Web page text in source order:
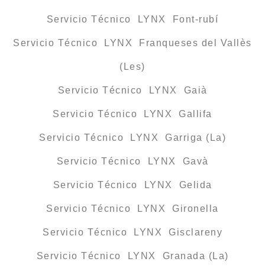
Servicio Técnico LYNX Font-rubí
Servicio Técnico LYNX Franqueses del Vallès
(Les)
Servicio Técnico LYNX Gaià
Servicio Técnico LYNX Gallifa
Servicio Técnico LYNX Garriga (La)
Servicio Técnico LYNX Gavà
Servicio Técnico LYNX Gelida
Servicio Técnico LYNX Gironella
Servicio Técnico LYNX Gisclareny
Servicio Técnico LYNX Granada (La)